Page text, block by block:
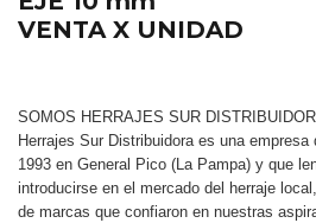
VENTA X UNIDAD
SOMOS HERRAJES SUR
Herrajes Sur Distribuidora es una
1993 en General Pico (La Pampa) y que
introducirse en el mercado del herraje
de marcas que confiaron en nuestras